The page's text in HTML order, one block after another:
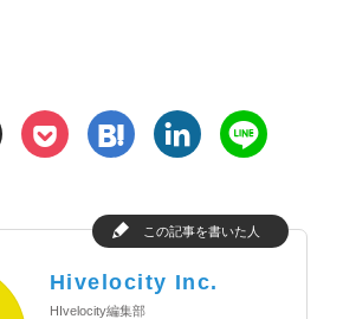
p h l n
この記事を書いた人
Hivelocity Inc.
HIvelocity編集部